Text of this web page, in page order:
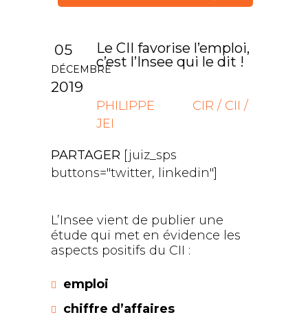
05
DÉCEMBRE
2019
Le CII favorise l’emploi,
c’est l’Insee qui le dit !
PHILIPPE
CIR / CII /
JEI
PARTAGER [juiz_sps
buttons="twitter, linkedin"]
L’Insee vient de publier une
étude qui met en évidence les
aspects positifs du CII :
emploi
chiffre d’affaires